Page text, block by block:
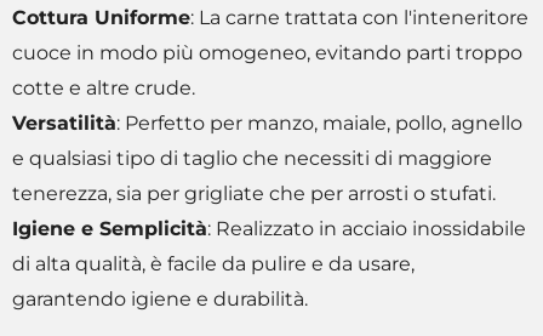
Cottura Uniforme: La carne trattata con l'inteneritore
cuoce in modo più omogeneo, evitando parti troppo
cotte e altre crude.
Versatilità: Perfetto per manzo, maiale, pollo, agnello
e qualsiasi tipo di taglio che necessiti di maggiore
tenerezza, sia per grigliate che per arrosti o stufati.
Igiene e Semplicità: Realizzato in acciaio inossidabile
di alta qualità, è facile da pulire e da usare,
garantendo igiene e durabilità.